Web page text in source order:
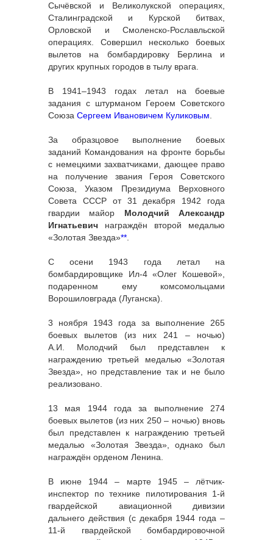
Сычёвской и Великолукской операциях,
Сталинградской и Курской битвах,
Орловской и Смоленско-Рославльской
операциях. Совершил несколько боевых
вылетов на бомбардировку Берлина и
других крупных городов в тылу врага.
В 1941–1943 годах летал на боевые
задания с штурманом Героем Советского
Союза Сергеем Ивановичем Куликовым.
За образцовое выполнение боевых
заданий Командования на фронте борьбы
с немецкими захватчиками, дающее право
на получение звания Героя Советского
Союза, Указом Президиума Верховного
Совета СССР от 31 декабря 1942 года
гвардии майор Молодчий Александр
Игнатьевич награждён второй медалью
«Золотая Звезда»**.
С осени 1943 года летал на
бомбардировщике Ил-4 «Олег Кошевой»,
подаренном ему комсомольцами
Ворошиловграда (Луганска).
3 ноября 1943 года за выполнение 265
боевых вылетов (из них 241 – ночью)
А.И. Молодчий был представлен к
награждению третьей медалью «Золотая
Звезда», но представление так и не было
реализовано.
13 мая 1944 года за выполнение 274
боевых вылетов (из них 250 – ночью) вновь
был представлен к награждению третьей
медалью «Золотая Звезда», однако был
награждён орденом Ленина.
В июне 1944 – марте 1945 – лётчик-
инспектор по технике пилотирования 1-й
гвардейской авиационной дивизии
дальнего действия (с декабря 1944 года –
11-й гвардейской бомбардировочной